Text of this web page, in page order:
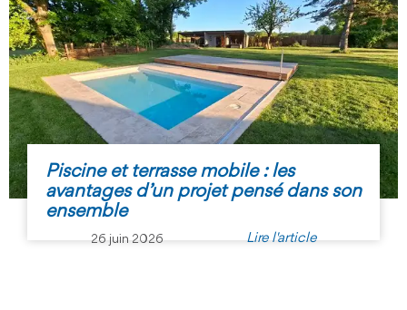
Piscine et terrasse mobile : les
avantages d’un projet pensé dans son
ensemble
26 juin 2026 Lire l'article